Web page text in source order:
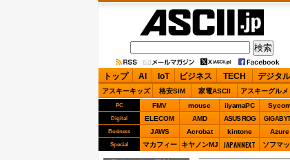
ASCII.jp
トップ AI IoT ビジネス TECH デジタル
アスキーキッズ 格安SIM 家電ASCII アスキーグルメ
PC FMV mouse iiyamaPC
Digital ELECOM AMD ASUS ROG
Business JAWS Acrobat kintone Azure
Special マカフィー キヤノンMJ JAPANNEXT ソフマ